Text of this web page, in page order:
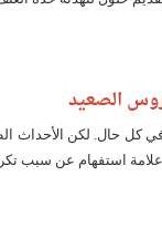
الصعيد
كل حال. لكن الأحداث
علامة استفهام عن سبب